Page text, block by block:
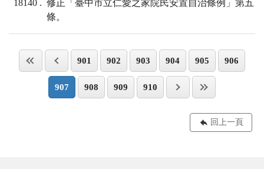
18140
修正「臺中市立仁愛之家院民安置自治條例」第五
條。
901 902 903 904 905 906
907 908 909 910
回上一頁